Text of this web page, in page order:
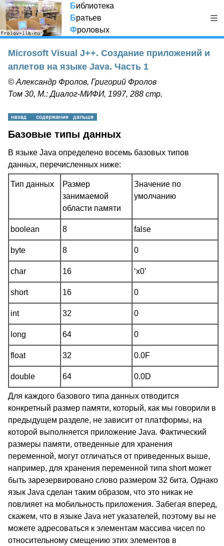
Библиотека
Братьев
Фроловых
Microsoft Visual J++. Создание приложений и
аплетов на языке Java. Часть 1
© Александр Фролов, Григорий Фролов
Том 30, М.: Диалог-МИФИ, 1997, 288 стр.
Базовые типы данных
В языке Java определено восемь базовых типов
данных, перечисленных ниже:
Тип данных
Размер
занимаемой
области памяти
Значение по
умолчанию
boolean 8 false
byte 8 0
char 16 ‘x0’
short 16 0
int 32 0
long 64 0
float 32 0.0F
double 64 0.0D
Для каждого базового типа данных отводится
конкретный размер памяти, который, как мы говорили в
предыдущем разделе, не зависит от платформы, на
которой выполняется приложение Java. Фактический
размеры памяти, отведенные для хранения
переменной, могут отличаться от приведенных выше,
например, для хранения переменной типа short может
быть зарезервировано слово размером 32 бита. Однако
язык Java сделан таким образом, что это никак не
повлияет на мобильность приложения. Забегая вперед,
скажем, что в языке Java нет указателей, поэтому вы не
можете адресоваться к элементам массива чисел по
относительному смещению этих элементов в